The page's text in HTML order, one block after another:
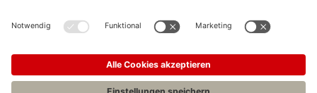
Stellenangebote C.H.BECK